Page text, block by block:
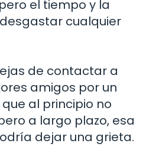
el tiempo y la
cualquier
de contactar a
amigos por un
al principio no
a largo plazo, esa
dejar una grieta.